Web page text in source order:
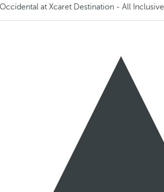
at Xcaret Destination - All Inclusive